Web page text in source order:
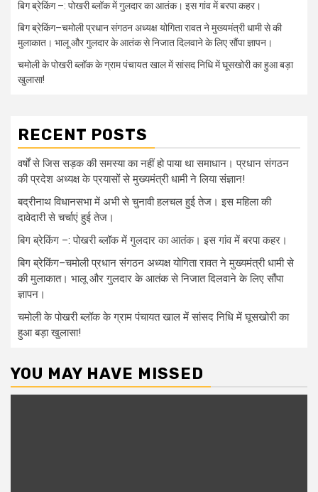
बिग ब्रेकिंग –: पोखरी ब्लॉक में गुलदार का आतंक। इस गांव में बरपा कहर।
बिग ब्रेकिंग–चमोली प्रधान संगठन अध्यक्ष योगिता रावत ने मुख्यमंत्री धामी से की
मुलाकात। भालू और गुलदार के आतंक से निजात दिलवाने के लिए सौंपा ज्ञापन।
चमोली के पोखरी ब्लॉक के ग्राम पंचायत खाल में सांसद निधि में घूसखोरी का हुआ बड़ा
खुलासा!
RECENT POSTS
वर्षों से जिस सड़क की समस्या का नहीं हो पाया था समाधान। प्रधान संगठन
की प्रदेश अध्यक्ष के प्रयासों से मुख्यमंत्री धामी ने लिया संज्ञान!
बद्रीनाथ विधानसभा में अभी से चुनावी हलचल हुई तेज। इस महिला की
दावेदारी से चर्चाएं हुई तेज।
बिग ब्रेकिंग –: पोखरी ब्लॉक में गुलदार का आतंक। इस गांव में बरपा कहर।
बिग ब्रेकिंग–चमोली प्रधान संगठन अध्यक्ष योगिता रावत ने मुख्यमंत्री धामी से
की मुलाकात। भालू और गुलदार के आतंक से निजात दिलवाने के लिए सौंपा
ज्ञापन।
चमोली के पोखरी ब्लॉक के ग्राम पंचायत खाल में सांसद निधि में घूसखोरी का
हुआ बड़ा खुलासा!
YOU MAY HAVE MISSED